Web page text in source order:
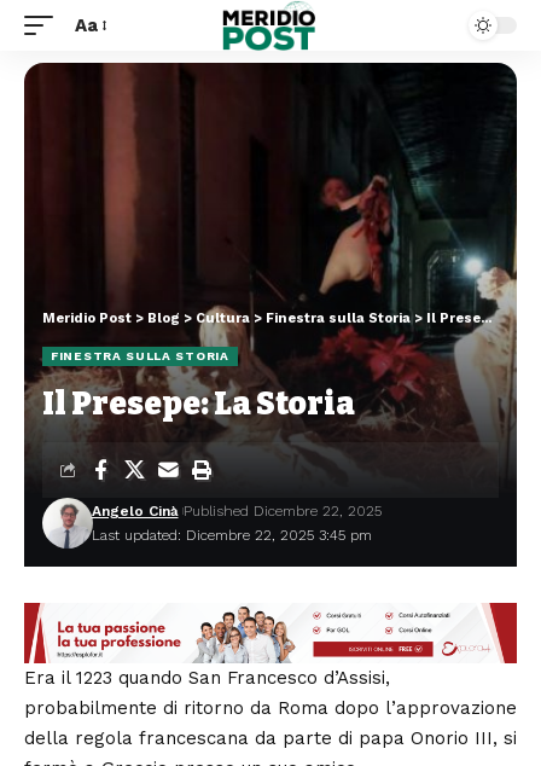
Aa
Meridio Post > Blog > Cultura > Finestra sulla Storia > Il Presepe: La Storia
FINESTRA SULLA STORIA
Il Presepe: La Storia
Last updated: Dicembre 22, 2025 3:45 pm
Angelo Cinà Published Dicembre 22, 2025
Era il 1223 quando San Francesco d’Assisi,
probabilmente di ritorno da Roma dopo l’approvazione
della regola francescana da parte di papa Onorio III, si